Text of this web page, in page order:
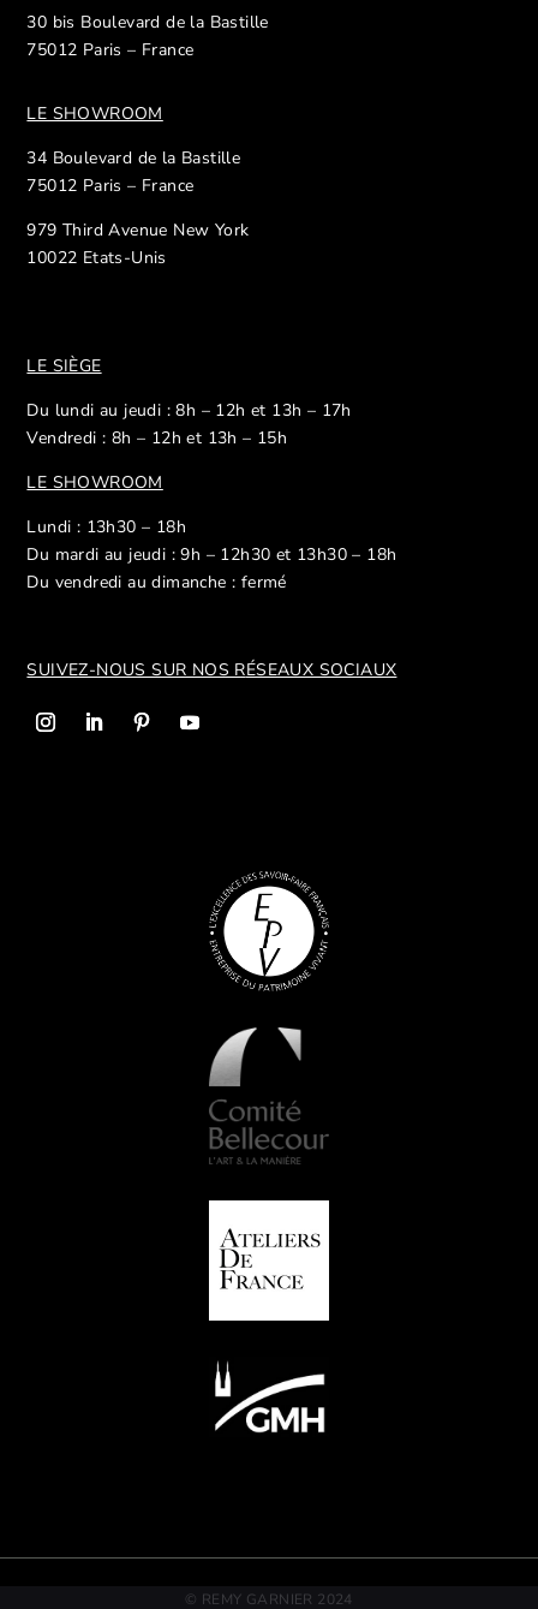
30 bis Boulevard de la Bastille
75012 Paris – France
LE SHOWROOM
34 Boulevard de la Bastille
75012 Paris – France
979 Third Avenue New York
10022 Etats-Unis
LE SIÈGE
Du lundi au jeudi : 8h – 12h et 13h – 17h
Vendredi : 8h – 12h et 13h – 15h
LE SHOWROOM
Lundi : 13h30 – 18h
Du mardi au jeudi : 9h – 12h30 et 13h30 – 18h
Du vendredi au dimanche : fermé
SUIVEZ-NOUS SUR NOS RÉSEAUX SOCIAUX
© REMY GARNIER 2024